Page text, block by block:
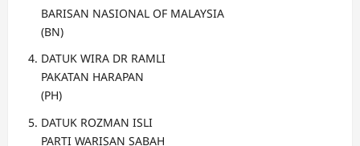
BARISAN NASIONAL OF MALAYSIA
(BN)
DATUK WIRA DR RAMLI
PAKATAN HARAPAN
(PH)
DATUK ROZMAN ISLI
PARTI WARISAN SABAH